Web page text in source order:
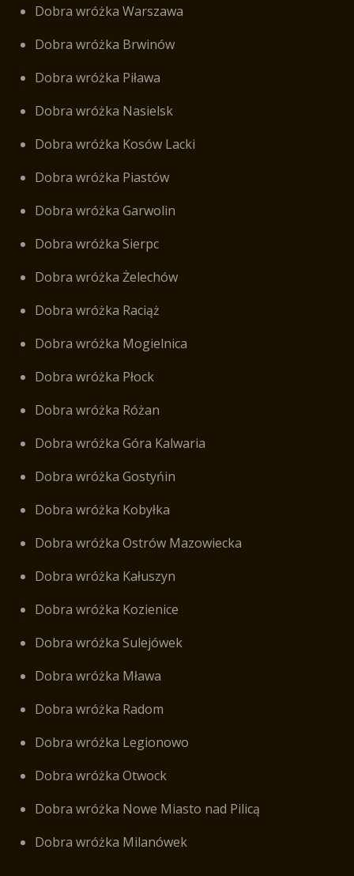
Dobra wróżka Warszawa
Dobra wróżka Brwinów
Dobra wróżka Piława
Dobra wróżka Nasielsk
Dobra wróżka Kosów Lacki
Dobra wróżka Piastów
Dobra wróżka Garwolin
Dobra wróżka Sierpc
Dobra wróżka Żelechów
Dobra wróżka Raciąż
Dobra wróżka Mogielnica
Dobra wróżka Płock
Dobra wróżka Różan
Dobra wróżka Góra Kalwaria
Dobra wróżka Gostyńin
Dobra wróżka Kobyłka
Dobra wróżka Ostrów Mazowiecka
Dobra wróżka Kałuszyn
Dobra wróżka Kozienice
Dobra wróżka Sulejówek
Dobra wróżka Mława
Dobra wróżka Radom
Dobra wróżka Legionowo
Dobra wróżka Otwock
Dobra wróżka Nowe Miasto nad Pilicą
Dobra wróżka Milanówek